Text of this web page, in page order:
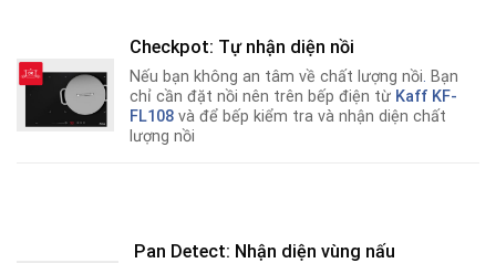
Checkpot: Tự nhận diện nồi
Nếu bạn không an tâm về chất lượng nồi. Bạn
chỉ cần đặt nồi nên trên bếp điện từ Kaff KF-
FL108 và để bếp kiểm tra và nhận diện chất
lượng nồi
Pan Detect: Nhận diện vùng nấu